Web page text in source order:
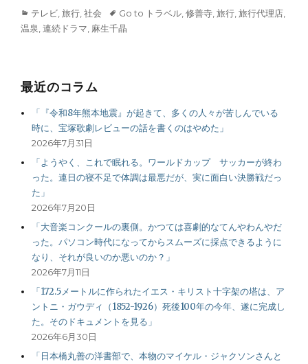
Categories
テレビ 旅行 社会 TagsGo to トラベル 修善寺 旅行 旅行代理店
温泉 連続ドラマ 麻生千晶
最近のコラム
「『令和8年熊本地震』が起きて、多くの人々が苦しんでいる
時に、宝塚歌劇レビューの話を書くのはやめた」
2026年7月31日
「ようやく、これで眠れる。ワールドカップ サッカーが終わ
った。連日の寝不足で体調は最悪だが、実に面白い決勝戦だっ
た」
2026年7月20日
「大音楽コンクールの裏側。かつては喜劇的なてんやわんやだ
った。パソコン時代になってからスムーズに採点できるように
なり、それが良いのか悪いのか？」
2026年7月11日
「172.5メートルに作られたイエス・キリスト十字架の塔は、ア
ントニ・ガウディ（1852-1926）死後100年の今年、遂に完成し
た。そのドキュメントを見る」
2026年6月30日
「日本橋丸善の洋書部で、本物のマイケル・ジャクソンさんと